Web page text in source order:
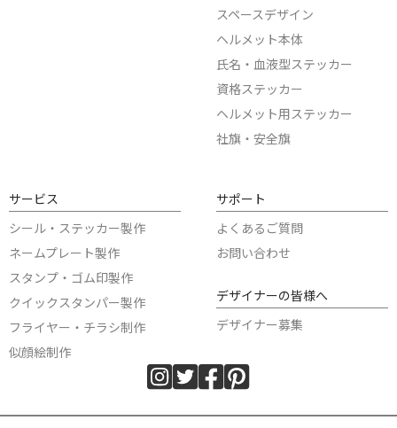
スペースデザイン
ヘルメット本体
氏名・血液型ステッカー
資格ステッカー
ヘルメット用ステッカー
社旗・安全旗
サービス
シール・ステッカー製作
ネームプレート製作
スタンプ・ゴム印製作
クイックスタンパー製作
フライヤー・チラシ制作
似顔絵制作
サポート
よくあるご質問
お問い合わせ
デザイナーの皆様へ
デザイナー募集